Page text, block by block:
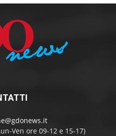
Ven ore 09-12 e 15-17)